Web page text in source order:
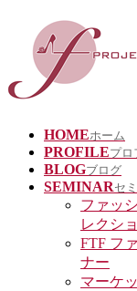
HOMEホーム
PROFILEプロ
BLOGブログ
SEMINARセ
ファッ
レクシ
FTF フ
ナー
マーケ